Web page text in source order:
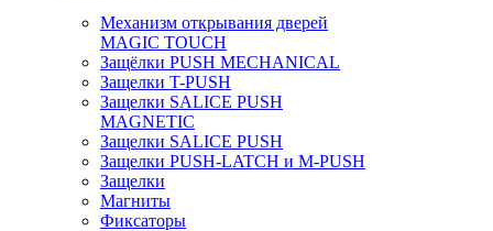
Механизм открывания дверей
MAGIC TOUCH
Защёлки PUSH MECHANICAL
Защелки T-PUSH
Защелки SALICE PUSH
MAGNETIC
Защелки SALICE PUSH
Защелки PUSH-LATCH и M-PUSH
Защелки
Магниты
Фиксаторы